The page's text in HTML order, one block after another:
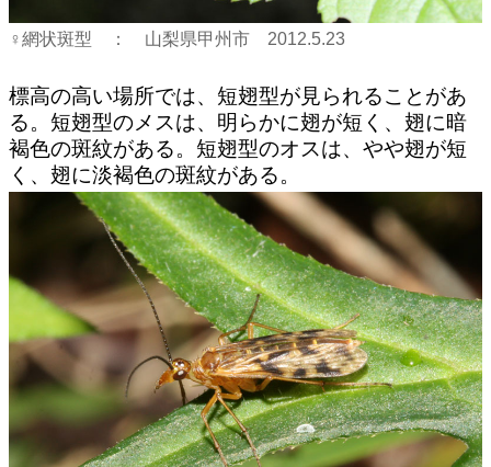
♀網状斑型 ： 山梨県甲州市 2012.5.23
標高の高い場所では、短翅型が見られることがあ
る。短翅型のメスは、明らかに翅が短く、翅に暗
褐色の斑紋がある。短翅型のオスは、やや翅が短
く、翅に淡褐色の斑紋がある。